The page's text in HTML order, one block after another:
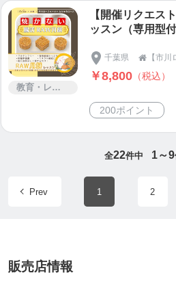
ち、個性を確立している子ば
験勉強を頑張って入学した、
った私には、ある種のカルチ
「人は沢山の可能性を秘めて
その後の人格形成の大きなき
英語に直接触れる体験のは
トンという小さな町で２週間
がら、語学学校に通いました。
教育・レッスン・講習
【開催リクエス
ッスン（専用型付
千葉県 
￥8,800 （税込）
200ポイント
全22件中 1～9
Prev 1 2
販売店情報